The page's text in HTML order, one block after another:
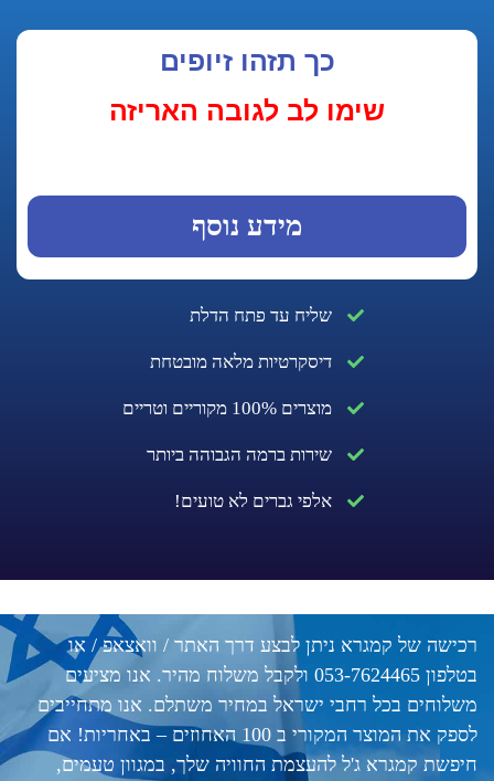
שליח עד פתח הדלת
דיסקרטיות מלאה מובטחת
מוצרים 100% מקוריים וטריים
שירות ברמה הגבוהה ביותר
אלפי גברים לא טועים!
כך תזהו זיופים
שימו לב לגובה האריזה
מידע נוסף
קמגרא ניתן לבצע דרך האתר / וואצאפ / או
בטלפון 053-7624465 ולקבל משלוח מהיר. אנו מציעים
בכל רחבי ישראל במחיר משתלם. אנו מתחייבים
לספק את המוצר המקורי ב 100 האחוזים – באחריות! אם
ג'ל להעצמת החוויה שלך, במגוון טעמים,